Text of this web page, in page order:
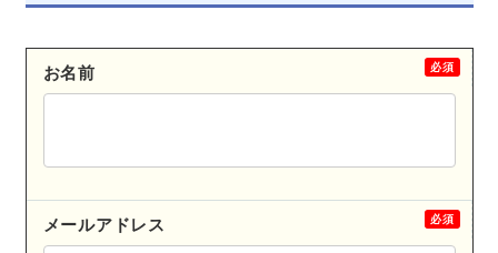
お名前 必須
メールアドレス 必須